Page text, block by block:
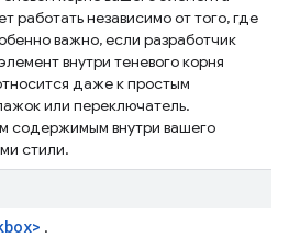
работать независимо от того, где
важно, если разработчик
внутри теневого корня
даже к простым
или переключатель.
содержимым внутри вашего
стили.
.